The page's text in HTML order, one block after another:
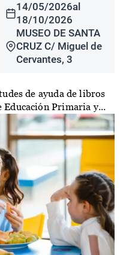
14/05/2026al
18/10/2026
MUSEO DE SANTA
CRUZ C/ Miguel de
Cervantes, 3
de ayuda de libros
Educación Primaria y...